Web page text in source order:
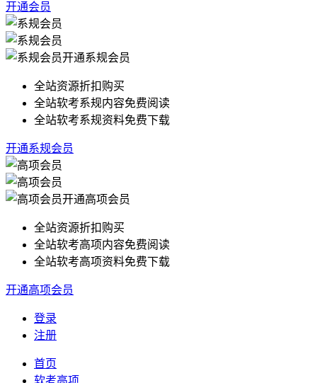
开通会员
开通系规会员
全站资源折扣购买
全站软考系规内容免费阅读
全站软考系规资料免费下载
开通系规会员
开通高项会员
全站资源折扣购买
全站软考高项内容免费阅读
全站软考高项资料免费下载
开通高项会员
登录
注册
首页
软考高项